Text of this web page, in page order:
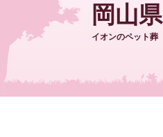
岡山
イオンのペット葬